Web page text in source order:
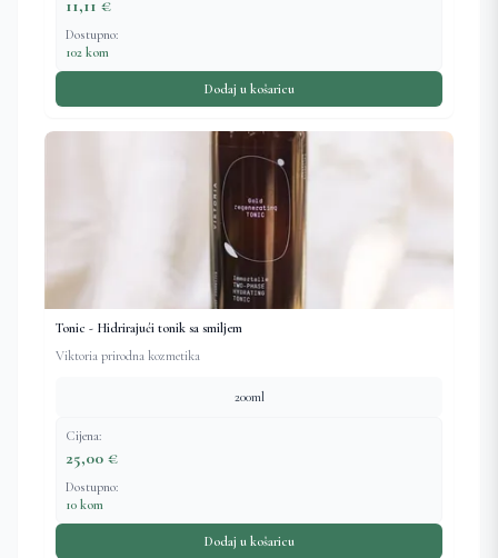
11,11 €
Dostupno:
102 kom
Dodaj u košaricu
Tonic - Hidrirajući tonik sa smiljem
Viktoria prirodna kozmetika
200ml
Cijena:
25,00 €
Dostupno:
10 kom
Dodaj u košaricu